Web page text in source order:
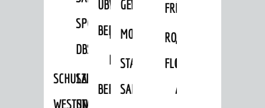
SPORTHALLE
DBS
SCHULZENTRUM
WESTSTADT
SANIERUNG-
UND
ÜBER
BEBAUUNGSPLÄNE
VERFAHREN
BEBAUUNGSPLÄNE
KERNSTADT
BEBAUUNGSPLÄNE
EINZELHANDELSKONZEPT
MOBILFUNKKONZEPT
LÄRMAKTIONSPLAN
STADTERNEUERUNG/-
SANIERUNG
FRÜHLING
HERBST
RODENSTEINER
FLOHMARKT
„WOINEM
LIVE“
AM